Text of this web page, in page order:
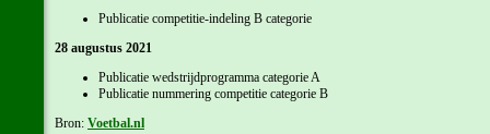
Publicatie competitie-indeling B categorie
28 augustus 2021
Publicatie wedstrijdprogramma categorie A
Publicatie nummering competitie categorie B
Bron: Voetbal.nl